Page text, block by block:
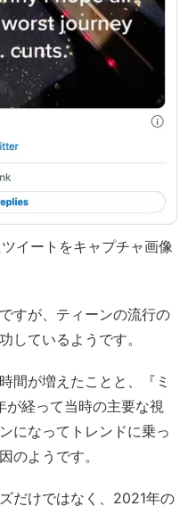
イートをキャプチャ画像
すが、ティーンの流行の
しているようです。
間が増えたことと、『ミ
経って当時の主要な視
になってトレンドに乗っ
のようです。
だけではなく、2021年の